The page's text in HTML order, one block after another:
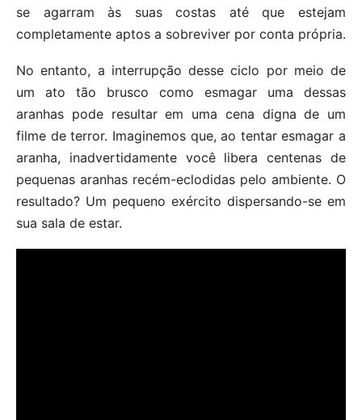
se agarram às suas costas até que estejam
completamente aptos a sobreviver por conta própria.
No entanto, a interrupção desse ciclo por meio de
um ato tão brusco como esmagar uma dessas
aranhas pode resultar em uma cena digna de um
filme de terror. Imaginemos que, ao tentar esmagar a
aranha, inadvertidamente você libera centenas de
pequenas aranhas recém-eclodidas pelo ambiente. O
resultado? Um pequeno exército dispersando-se em
sua sala de estar.